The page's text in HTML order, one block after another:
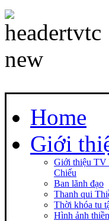
Home
Giới
Giới thiệu TV
Chiếu
Ban lãnh đạo
Thanh qui
Thời khóa tu
Hình ảnh